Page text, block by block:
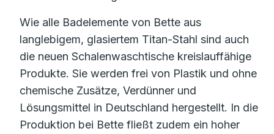
Wie alle Badelemente von Bette aus
langlebigem, glasiertem Titan-Stahl sind auch
die neuen Schalenwaschtische kreislauffähige
Produkte. Sie werden frei von Plastik und ohne
chemische Zusätze, Verdünner und
Lösungsmittel in Deutschland hergestellt. In die
Produktion bei Bette fließt zudem ein hoher